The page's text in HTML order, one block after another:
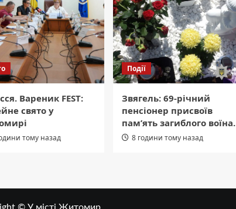
Вареник FEST:
свято у
тому назад
Події
Звягель: 69-річний
пенсіонер присвоїв
пам’ять загиблого воїна.
8 години тому назад